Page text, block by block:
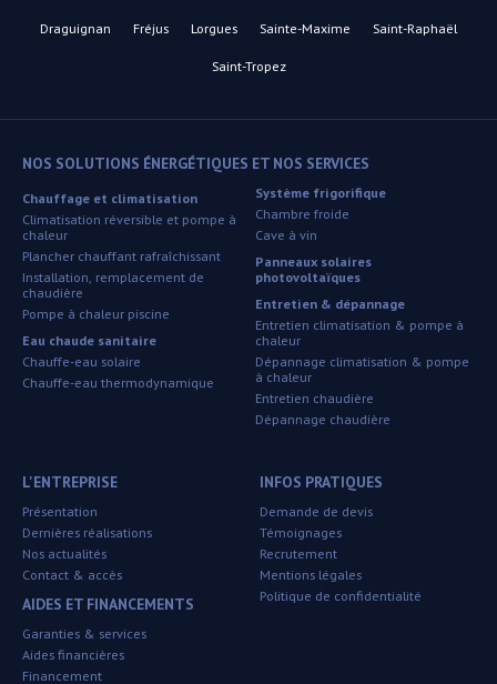
Draguignan Fréjus Lorgues Sainte-Maxime Saint-Raphaël
Saint-Tropez
L'ENTREPRISE
Présentation
Dernières réalisations
Nos actualités
Contact & accès
AIDES ET FINANCEMENTS
Garanties & services
Aides financières
Financement
NOS SOLUTIONS ÉNERGÉTIQUES ET NOS SERVICES
Chauffage et climatisation
Climatisation réversible et pompe à
chaleur
Plancher chauffant rafraîchissant
Installation, remplacement de
chaudière
Pompe à chaleur piscine
Eau chaude sanitaire
Chauffe-eau solaire
Chauffe-eau thermodynamique
Système frigorifique
Chambre froide
Cave à vin
Panneaux solaires
photovoltaïques
Entretien & dépannage
Entretien climatisation & pompe à
chaleur
Dépannage climatisation & pompe
à chaleur
Entretien chaudière
Dépannage chaudière
INFOS PRATIQUES
Demande de devis
Témoignages
Recrutement
Mentions légales
Politique de confidentialité